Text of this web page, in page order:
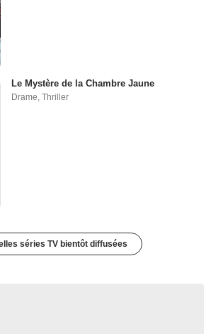
Le Mystère de la Chambre Jaune
Drame ,Thriller
séries TV bientôt diffusées